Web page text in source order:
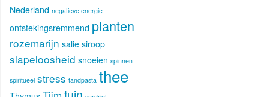
Nederland negatieve energie
ontstekingsremmend planten
rozemarijn salie siroop
slapeloosheid snoeien spinnen
spiritueel stress tandpasta thee